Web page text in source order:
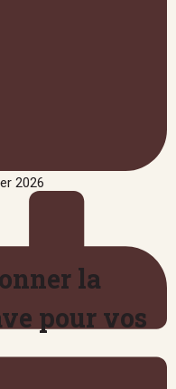
2026
la
pour vos